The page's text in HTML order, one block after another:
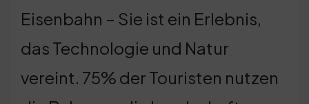
Eisenbahn – Sie ist ein Erlebnis,
das Technologie und Natur
vereint. 75% der Touristen nutzen